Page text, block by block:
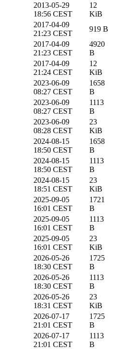
2013-05-29
18:56 CEST
12
KiB
2017-04-09
21:23 CEST
919 B
2017-04-09
21:23 CEST
4920
B
2017-04-09
21:24 CEST
12
KiB
2023-06-09
08:27 CEST
1658
B
2023-06-09
08:27 CEST
1113
B
2023-06-09
08:28 CEST
23
KiB
2024-08-15
18:50 CEST
1658
B
2024-08-15
18:50 CEST
1113
B
2024-08-15
18:51 CEST
23
KiB
2025-09-05
16:01 CEST
1721
B
2025-09-05
16:01 CEST
1113
B
2025-09-05
16:01 CEST
23
KiB
2026-05-26
18:30 CEST
1725
B
2026-05-26
18:30 CEST
1113
B
2026-05-26
18:31 CEST
23
KiB
2026-07-17
21:01 CEST
1725
B
2026-07-17
21:01 CEST
1113
B